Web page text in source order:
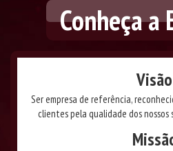
Conheça a
Visão
Ser empresa de referência,
clientes pela qualidade dos nossos